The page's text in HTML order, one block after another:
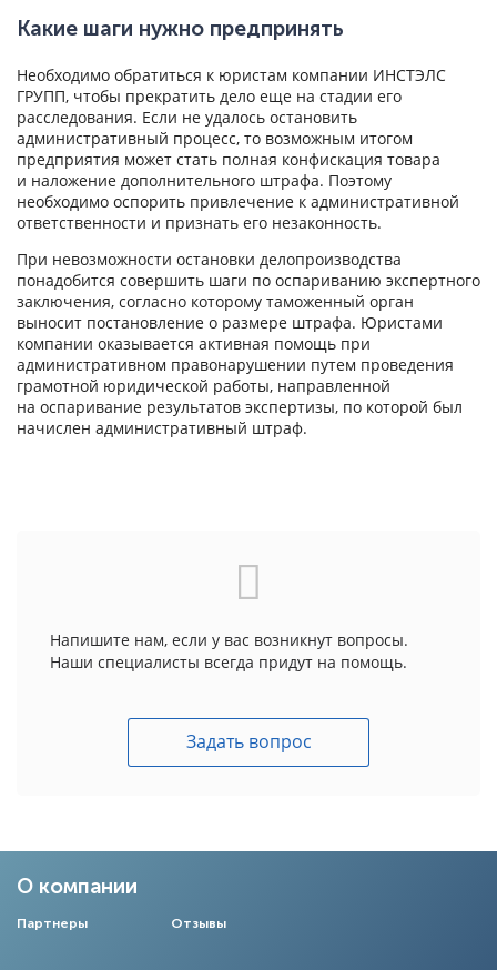
Какие шаги нужно предпринять
Необходимо обратиться к юристам компании ИНСТЭЛС
ГРУПП, чтобы прекратить дело еще на стадии его
расследования. Если не удалось остановить
административный процесс, то возможным итогом
предприятия может стать полная конфискация товара
и наложение дополнительного штрафа. Поэтому
необходимо оспорить привлечение к административной
ответственности и признать его незаконность.
При невозможности остановки делопроизводства
понадобится совершить шаги по оспариванию экспертного
заключения, согласно которому таможенный орган
выносит постановление о размере штрафа. Юристами
компании оказывается активная помощь при
административном правонарушении путем проведения
грамотной юридической работы, направленной
на оспаривание результатов экспертизы, по которой был
начислен административный штраф.
Напишите нам, если у вас возникнут вопросы.
Наши специалисты всегда придут на помощь.
Задать вопрос
О компании
Партнеры Отзывы